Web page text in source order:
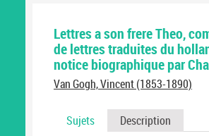
Lettres a son frere Theo,
de lettres traduites du
notice biographique par
Van Gogh, Vincent (1853-1890)
Sujets Description